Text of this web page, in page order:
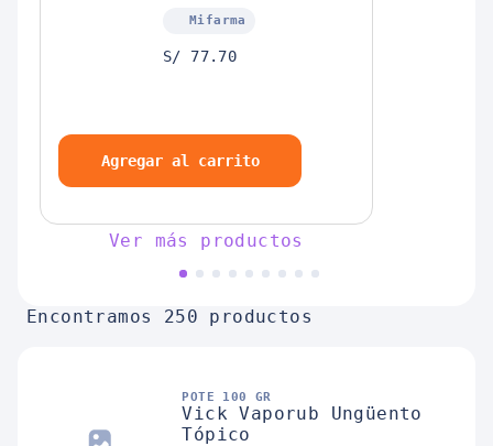
Mifarma
S/ 77.70
Agregar al carrito
Ver más productos
Encontramos 250 productos
POTE 100 GR
Vick Vaporub Ungüento
Tópico